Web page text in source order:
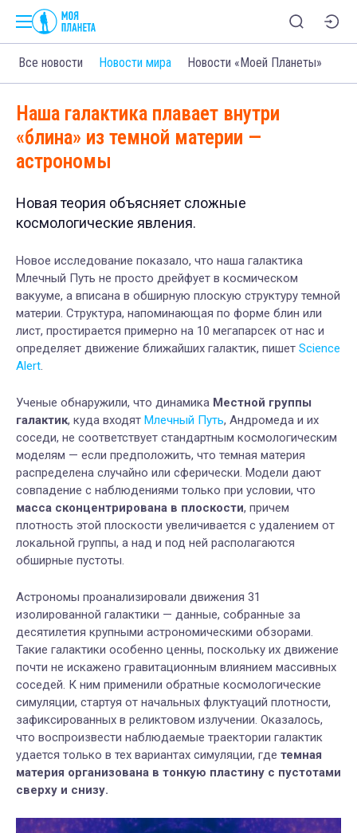
Все новости Новости мира Новости «Моей Планеты»
Наша галактика плавает внутри
«блина» из темной материи —
астрономы
Новая теория объясняет сложные
космологические явления.
Новое исследование показало, что наша галактика
Млечный Путь не просто дрейфует в космическом
вакууме, а вписана в обширную плоскую структуру темной
материи. Структура, напоминающая по форме блин или
лист, простирается примерно на 10 мегапарсек от нас и
определяет движение ближайших галактик, пишет Science
Alert.
Ученые обнаружили, что динамика Местной группы
галактик, куда входят Млечный Путь, Андромеда и их
соседи, не соответствует стандартным космологическим
моделям — если предположить, что темная материя
распределена случайно или сферически. Модели дают
совпадение с наблюдениями только при условии, что
масса сконцентрирована в плоскости, причем
плотность этой плоскости увеличивается с удалением от
локальной группы, а над и под ней располагаются
обширные пустоты.
Астрономы проанализировали движения 31
изолированной галактики — данные, собранные за
десятилетия крупными астрономическими обзорами.
Такие галактики особенно ценны, поскольку их движение
почти не искажено гравитационным влиянием массивных
соседей. К ним применили обратные космологические
симуляции, стартуя от начальных флуктуаций плотности,
зафиксированных в реликтовом излучении. Оказалось,
что воспроизвести наблюдаемые траектории галактик
удается только в тех вариантах симуляции, где темная
материя организована в тонкую пластину с пустотами
сверху и снизу.